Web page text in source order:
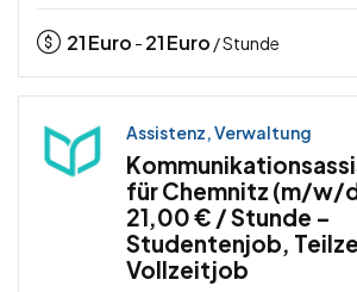
21Euro - 21Euro / Stunde
Assistenz, Verwaltung
für Chemnitz (m/w/
21,00 € / Stunde –
Studentenjob,
Vollzeitjob